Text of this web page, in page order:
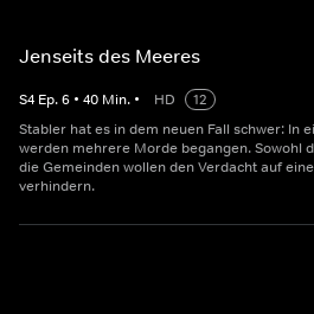
Jenseits des Meeres
S4 Ep.6 • 40 Min. • HD
12
Stabler hat es in dem neuen Fall schwer: In
werden mehrere Morde begangen. Sowohl
die Gemeinden wollen den Verdacht auf
verhindern.